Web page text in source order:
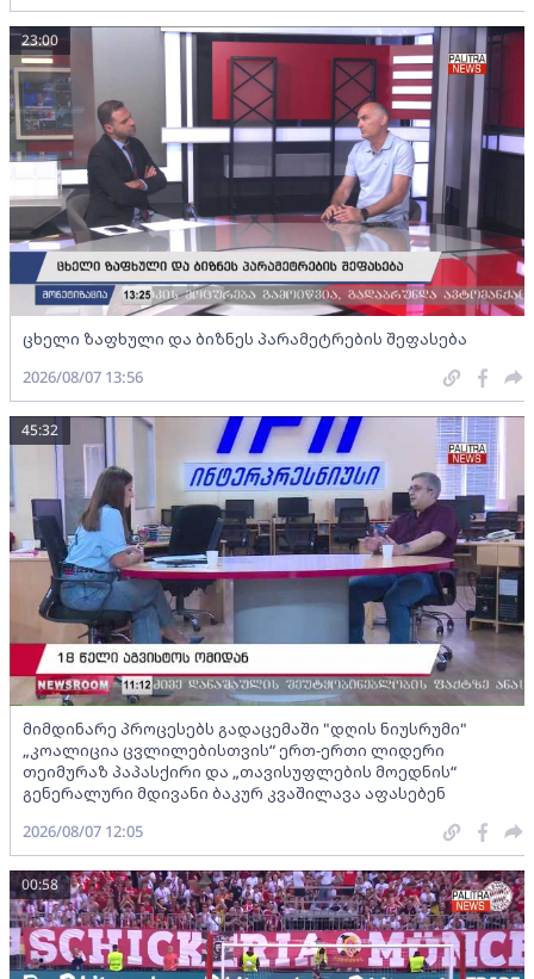
ცხელი ზაფხული და ბიზნეს პარამეტრების შეფასება
23:00
2026/08/07 13:56
მიმდინარე პროცესებს გადაცემაში "დღის ნიუსრუმი"
„კოალიცია ცვლილებისთვის“ ერთ-ერთი ლიდერი
თეიმურაზ პაპასქირი და „თავისუფლების მოედნის“
გენერალური მდივანი ბაკურ კვაშილავა აფასებენ
45:32
2026/08/07 12:05
00:58